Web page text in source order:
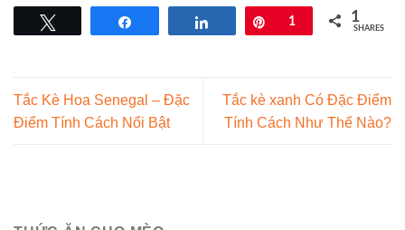
Pin
1 1
SHARES
Tắc Kè Hoa Senegal – Đặc
Điểm Tính Cách Nổi Bật
Tắc kè xanh Có Đặc Điểm
Tính Cách Như Thế Nào?